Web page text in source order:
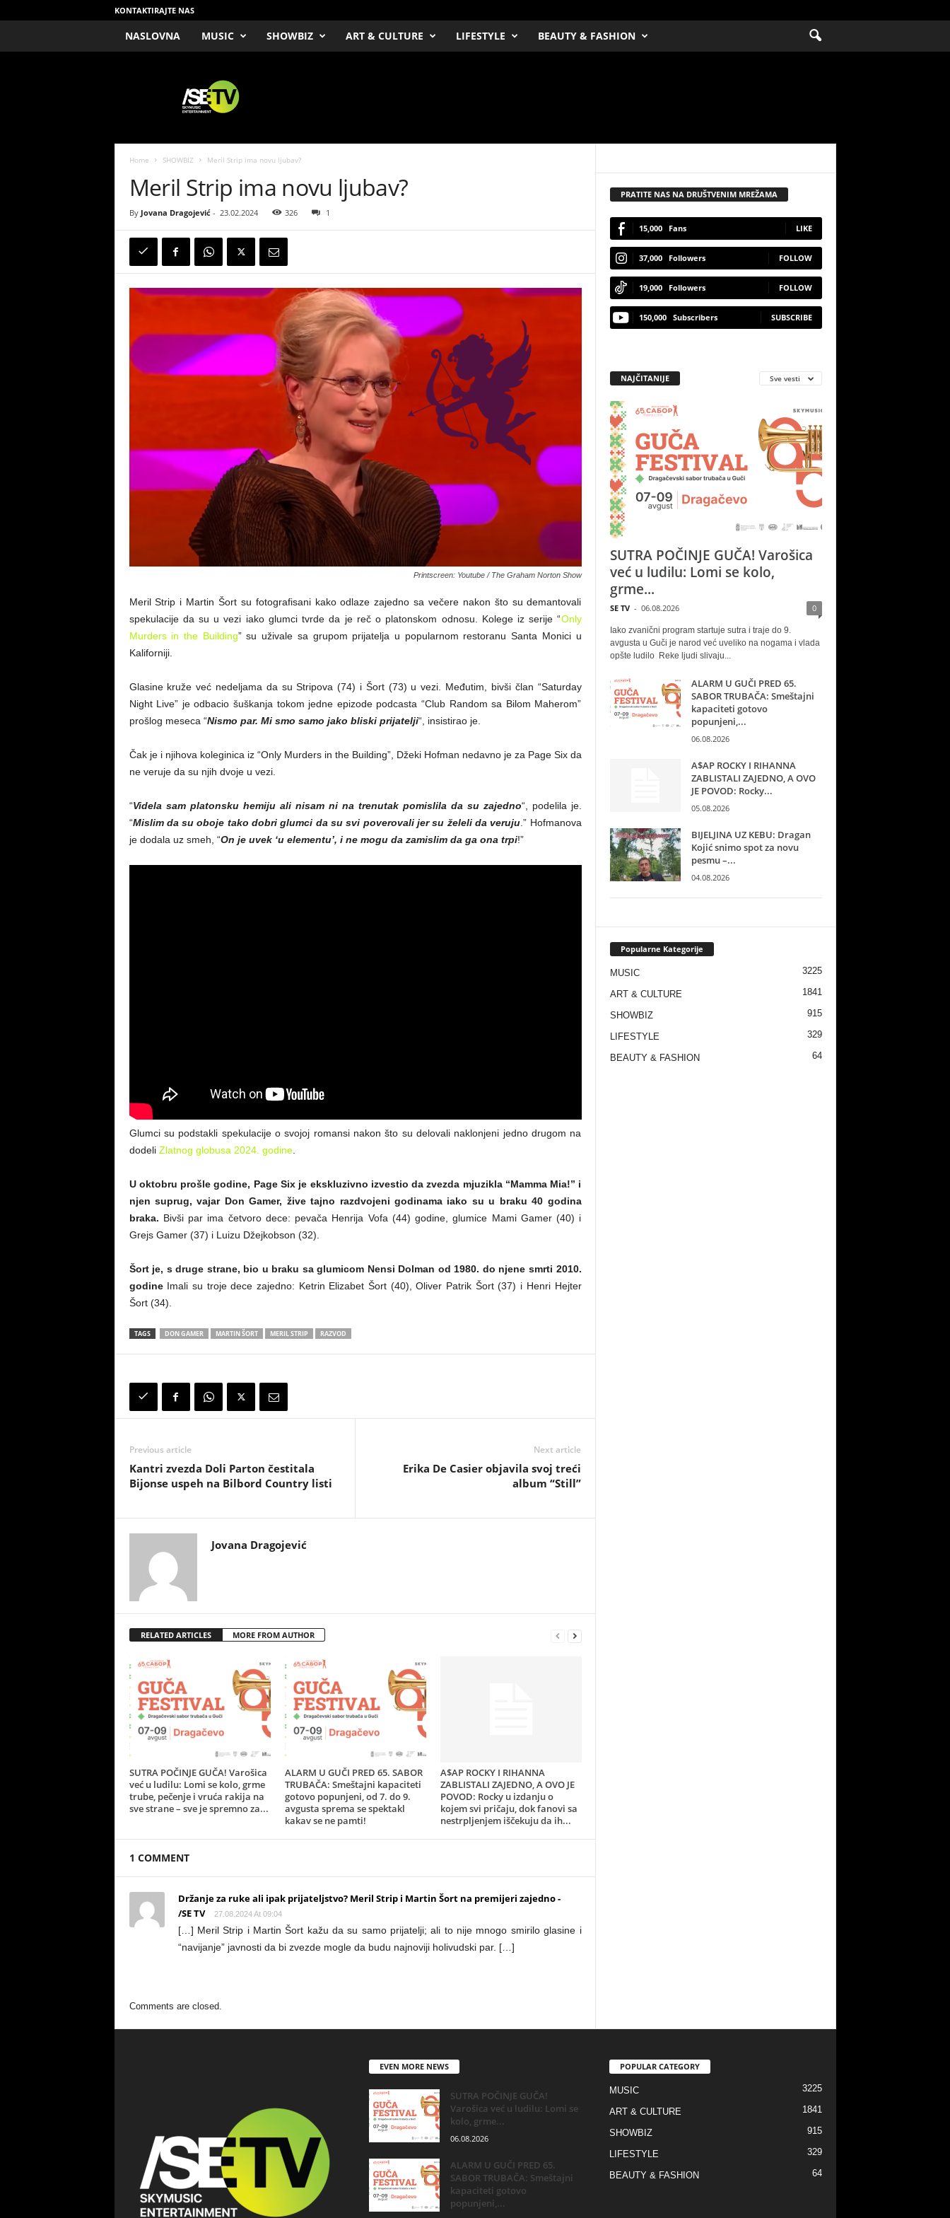
KONTAKTIRAJTE NAS
NASLOVNA MUSIC SHOWBIZ ART & CULTURE LIFESTYLE BEAUTY & FASHION
Home SHOWBIZ Meril Strip ima novu ljubav?
Meril Strip ima novu ljubav?
By Jovana Dragojević- 23.02.2024 326 1
Printscreen: Youtube / The Graham Norton Show
Meril Strip i Martin Šort su fotografisani kako odlaze zajedno sa večere nakon što su demantovali
spekulacije da su u vezi iako glumci tvrde da je reč o platonskom odnosu. Kolege iz serije “Only
Murders in the Building” su uživale sa grupom prijatelja u popularnom restoranu Santa Monici u
Kaliforniji.
Glasine kruže već nedeljama da su Stripova (74) i Šort (73) u vezi. Međutim, bivši član “Saturday
Night Live” je odbacio šuškanja tokom jedne epizode podcasta “Club Random sa Bilom Maherom”
prošlog meseca “Nismo par. Mi smo samo jako bliski prijatelji“, insistirao je.
Čak je i njihova koleginica iz “Only Murders in the Building”, Džeki Hofman nedavno je za Page Six da
ne veruje da su njih dvoje u vezi.
“Videla sam platonsku hemiju ali nisam ni na trenutak pomislila da su zajedno“, podelila je.
“Mislim da su oboje tako dobri glumci da su svi poverovali jer su želeli da veruju .” Hofmanova
je dodala uz smeh, “On je uvek ‘u elementu’, i ne mogu da zamislim da ga ona trpi!”
Glumci su podstakli spekulacije o svojoj romansi nakon što su delovali naklonjeni jedno drugom na
dodeli Zlatnog globusa 2024. godine.
U oktobru prošle godine, Page Six je ekskluzivno izvestio da zvezda mjuzikla “Mamma Mia!” i
njen suprug, vajar Don Gamer, žive tajno razdvojeni godinama iako su u braku 40 godina
braka. Bivši par ima četvoro dece: pevača Henrija Vofa (44) godine, glumice Mami Gamer (40) i
Grejs Gamer (37) i Luizu Džejkobson (32).
Šort je, s druge strane, bio u braku sa glumicom Nensi Dolman od 1980. do njene smrti 2010.
godineImali su troje dece zajedno: Ketrin Elizabet Šort (40), Oliver Patrik Šort (37) i Henri Hejter
Šort (34).
TAGS DON GAMER MARTIN ŠORT MERIL STRIP RAZVOD
Previous article
Kantri zvezda Doli Parton čestitala
Bijonse uspeh na Bilbord Country listi
Next article
Erika De Casier objavila svoj treći
album “Still”
Jovana Dragojević
RELATED ARTICLES MORE FROM AUTHOR
SUTRA POČINJE GUČA! Varošica
već u ludilu: Lomi se kolo, grme
trube, pečenje i vruća rakija na
sve strane – sve je spremno za...
ALARM U GUČI PRED 65. SABOR
TRUBAČA: Smeštajni kapaciteti
gotovo popunjeni, od 7. do 9.
avgusta sprema se spektakl
kakav se ne pamti!
A$AP ROCKY I RIHANNA
ZABLISTALI ZAJEDNO, A OVO JE
POVOD: Rocky u izdanju o
kojem svi pričaju, dok fanovi sa
nestrpljenjem iščekuju da ih...
1 COMMENT
Držanje za ruke ali ipak prijateljstvo? Meril Strip i Martin Šort na premijeri zajedno -
/SE TV
27.08.2024 At 09:04
[…] Meril Strip i Martin Šort kažu da su samo prijatelji; ali to nije mnogo smirilo glasine i
“navijanje” javnosti da bi zvezde mogle da budu najnoviji holivudski par. […]
Comments are closed.
PRATITE NAS NA DRUŠTVENIM MREŽAMA
15,000 Fans LIKE
37,000 Followers FOLLOW
19,000 Followers FOLLOW
150,000 Subscribers SUBSCRIBE
NAJČITANIJE Sve vesti
SUTRA POČINJE GUČA! Varošica
već u ludilu: Lomi se kolo,
grme...
SE TV - 06.08.2026 0
Iako zvanični program startuje sutra i traje do 9.
avgusta u Guči je narod već uveliko na nogama i vlada
opšte ludilo Reke ljudi slivaju...
ALARM U GUČI PRED 65.
SABOR TRUBAČA: Smeštajni
kapaciteti gotovo
popunjeni,...
06.08.2026
A$AP ROCKY I RIHANNA
ZABLISTALI ZAJEDNO, A OVO
JE POVOD: Rocky...
05.08.2026
BIJELJINA UZ KEBU: Dragan
Kojić snimo spot za novu
pesmu –...
04.08.2026
Popularne Kategorije
MUSIC 3225
ART & CULTURE 1841
SHOWBIZ 915
LIFESTYLE 329
BEAUTY & FASHION 64
EVEN MORE NEWS
SUTRA POČINJE GUČA!
Varošica već u ludilu: Lomi se
kolo, grme...
06.08.2026
ALARM U GUČI PRED 65.
SABOR TRUBAČA: Smeštajni
kapaciteti gotovo
popunjeni,...
POPULAR CATEGORY
MUSIC 3225
ART & CULTURE 1841
SHOWBIZ 915
LIFESTYLE 329
BEAUTY & FASHION 64